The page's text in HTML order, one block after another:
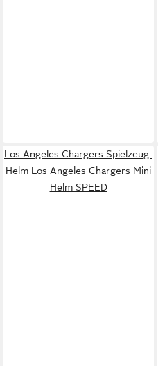
Los Angeles Chargers Spielzeug-
Helm Los Angeles Chargers Mini
Helm SPEED